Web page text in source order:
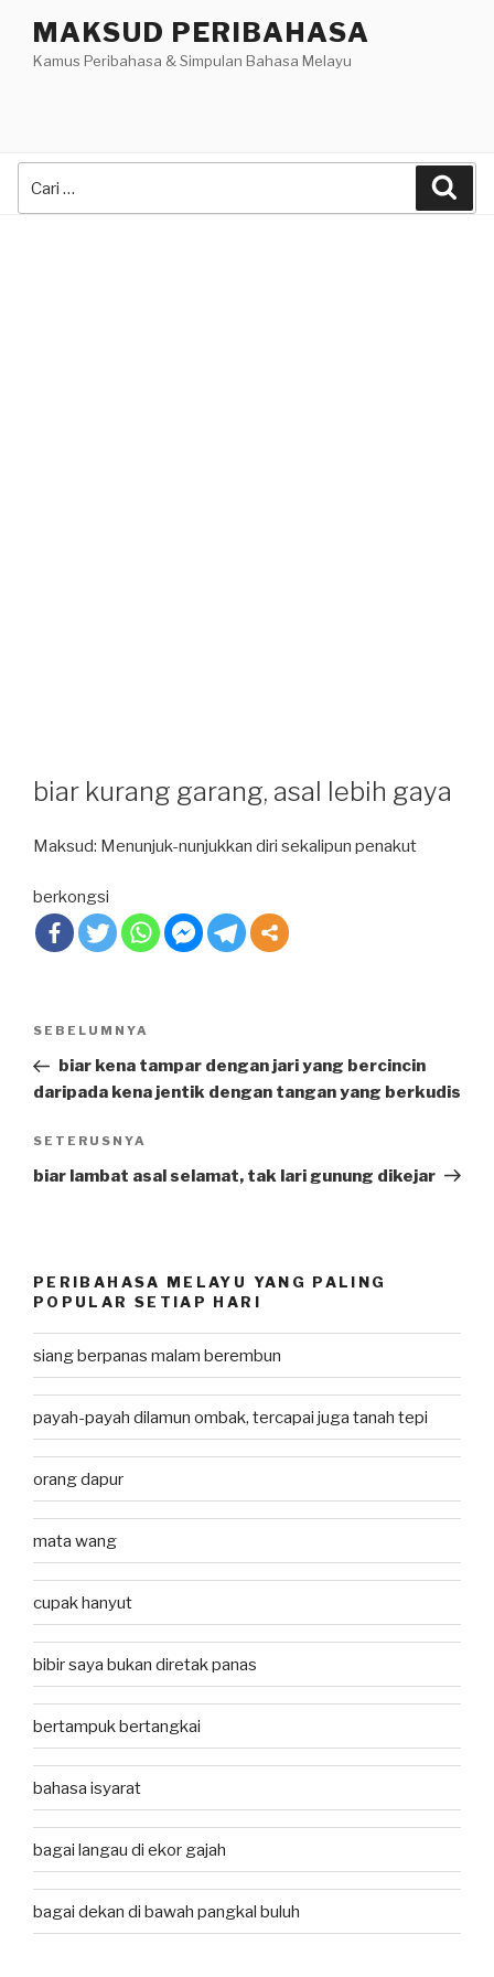
content
MAKSUD PERIBAHASA
Kamus Peribahasa & Simpulan Bahasa Melayu
biar kurang garang, asal lebih gaya
Maksud: Menunjuk-nunjukkan diri sekalipun penakut
berkongsi
Post
Previous
Post
SEBELUMNYA
biar kena tampar dengan jari yang bercincin
daripada kena jentik dengan tangan yang berkudis
Next
Post
SETERUSNYA
biar lambat asal selamat, tak lari gunung dikejar
PERIBAHASA MELAYU YANG PALING
POPULAR SETIAP HARI
siang berpanas malam berembun
payah-payah dilamun ombak, tercapai juga tanah tepi
orang dapur
mata wang
cupak hanyut
bibir saya bukan diretak panas
bertampuk bertangkai
bahasa isyarat
bagai langau di ekor gajah
bagai dekan di bawah pangkal buluh